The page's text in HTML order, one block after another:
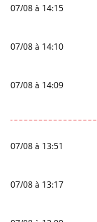
07/08 à 14:15
07/08 à 14:10
07/08 à 14:09
07/08 à 13:51
07/08 à 13:17